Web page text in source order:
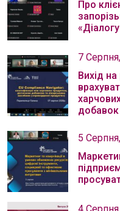
Про
7
Вихід
добавок
5